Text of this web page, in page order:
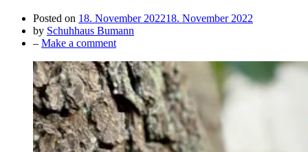
Posted on 18. November 202218. November 2022
by Schuhhaus Bumann
– Make a commenton
und
trendy
–
die
neue
RIEKER
Stiefelette